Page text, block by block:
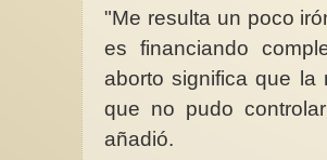
"Me resulta un poco
es financiando
aborto significa que la
que no pudo
añadió.